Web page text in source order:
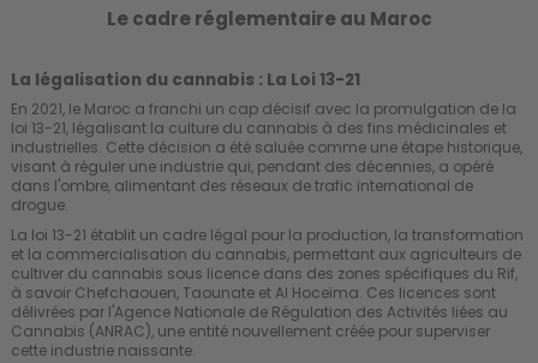
Le cadre réglementaire au Maroc
La légalisation du cannabis : La Loi 13-21
En 2021, le Maroc a franchi un cap décisif avec la promulgation de la
loi 13-21, légalisant la culture du cannabis à des fins médicinales et
industrielles. Cette décision a été saluée comme une étape historique,
visant à réguler une industrie qui, pendant des décennies, a opéré
dans l'ombre, alimentant des réseaux de trafic international de
drogue.
La loi 13-21 établit un cadre légal pour la production, la transformation
et la commercialisation du cannabis, permettant aux agriculteurs de
cultiver du cannabis sous licence dans des zones spécifiques du Rif,
à savoir Chefchaouen, Taounate et Al Hoceïma. Ces licences sont
délivrées par l'Agence Nationale de Régulation des Activités liées au
Cannabis (ANRAC), une entité nouvellement créée pour superviser
cette industrie naissante.